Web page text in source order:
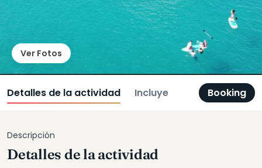
Ver Fotos
Detalles de la actividad Incluye Booking
Descripción
Detalles de la actividad